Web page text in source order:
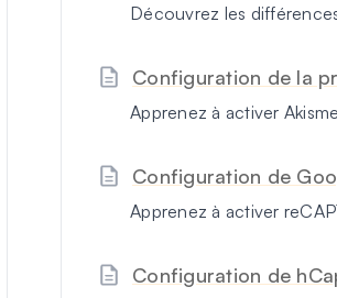
Découvrez les
Configuration de la
Apprenez à activer
Configuration de
Apprenez à activer
Configuration de